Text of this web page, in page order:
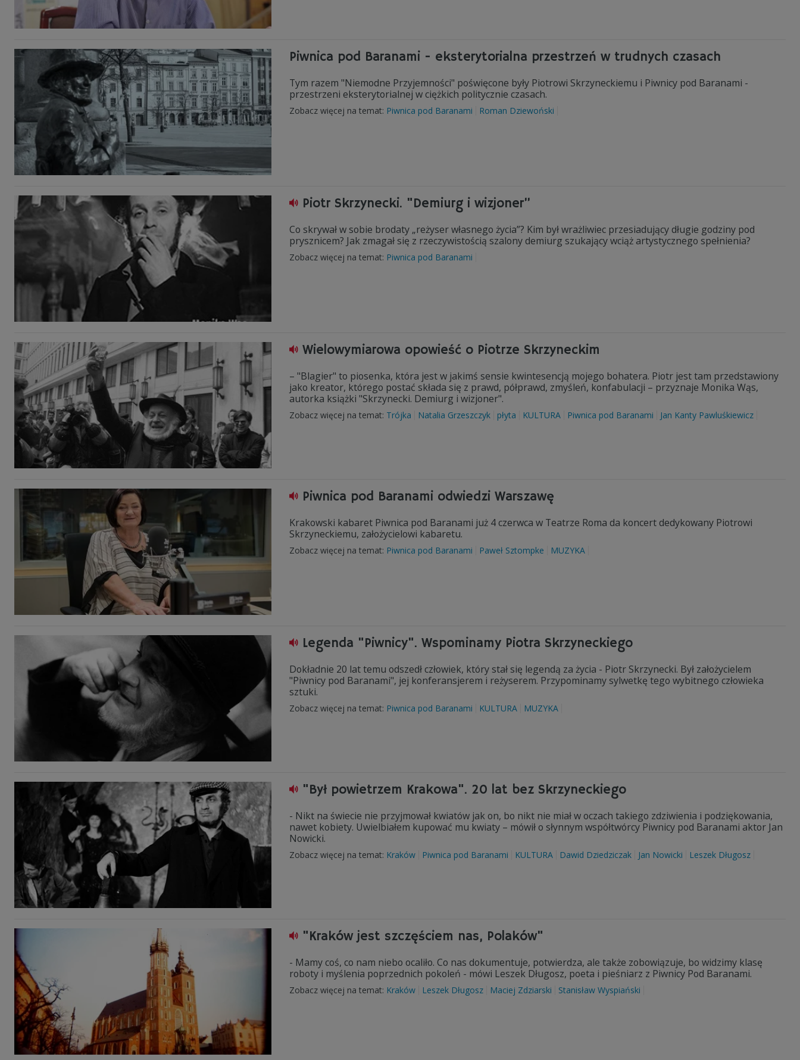
Piwnica pod Baranami - eksterytorialna przestrzeń w trudnych czasach
Tym razem "Niemodne Przyjemności" poświęcone były Piotrowi Skrzyneckiemu i Piwnicy pod Baranami -
przestrzeni eksterytorialnej w ciężkich politycznie czasach.
Zobacz więcej na temat: Piwnica pod Baranami Roman Dziewoński
Piotr Skrzynecki. "Demiurg i wizjoner”
Co skrywał w sobie brodaty „reżyser własnego życia”? Kim był wrażliwiec przesiadujący długie godziny pod
prysznicem? Jak zmagał się z rzeczywistością szalony demiurg szukający wciąż artystycznego spełnienia?
Zobacz więcej na temat: Piwnica pod Baranami
Wielowymiarowa opowieść o Piotrze Skrzyneckim
– "Blagier" to piosenka, która jest w jakimś sensie kwintesencją mojego bohatera. Piotr jest tam przedstawiony
jako kreator, którego postać składa się z prawd, półprawd, zmyśleń, konfabulacji – przyznaje Monika Wąs,
autorka książki "Skrzynecki. Demiurg i wizjoner".
Zobacz więcej na temat: Trójka Natalia Grzeszczyk płyta KULTURA Piwnica pod Baranami Jan Kanty Pawluśkiewicz
Piwnica pod Baranami odwiedzi Warszawę
Krakowski kabaret Piwnica pod Baranami już 4 czerwca w Teatrze Roma da koncert dedykowany Piotrowi
Skrzyneckiemu, założycielowi kabaretu.
Zobacz więcej na temat: Piwnica pod Baranami Paweł Sztompke MUZYKA
Legenda "Piwnicy". Wspominamy Piotra Skrzyneckiego
Dokładnie 20 lat temu odszedł człowiek, który stał się legendą za życia - Piotr Skrzynecki. Był założycielem
"Piwnicy pod Baranami", jej konferansjerem i reżyserem. Przypominamy sylwetkę tego wybitnego człowieka
sztuki.
Zobacz więcej na temat: Piwnica pod Baranami KULTURA MUZYKA
"Był powietrzem Krakowa". 20 lat bez Skrzyneckiego
- Nikt na świecie nie przyjmował kwiatów jak on, bo nikt nie miał w oczach takiego zdziwienia i podziękowania,
nawet kobiety. Uwielbiałem kupować mu kwiaty – mówił o słynnym współtwórcy Piwnicy pod Baranami aktor Jan
Nowicki.
Zobacz więcej na temat: Kraków Piwnica pod Baranami KULTURA Dawid Dziedziczak Jan Nowicki Leszek Długosz
"Kraków jest szczęściem nas, Polaków"
- Mamy coś, co nam niebo ocaliło. Co nas dokumentuje, potwierdza, ale także zobowiązuje, bo widzimy klasę
roboty i myślenia poprzednich pokoleń - mówi Leszek Długosz, poeta i pieśniarz z Piwnicy Pod Baranami.
Zobacz więcej na temat: Kraków Leszek Długosz Maciej Zdziarski Stanisław Wyspiański